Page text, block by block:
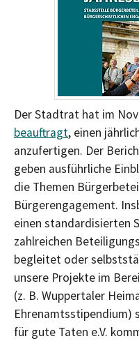
Der Stadtrat hat im
beauftragt, einen
anzufertigen. Der
geben ausführliche
die Themen
Bürgerengagement.
einen standardisierten
zahlreichen
begleitet oder
unsere Projekte im
(z. B. Wuppertaler
Ehrenamtsstipendium)
für gute Taten e.V.